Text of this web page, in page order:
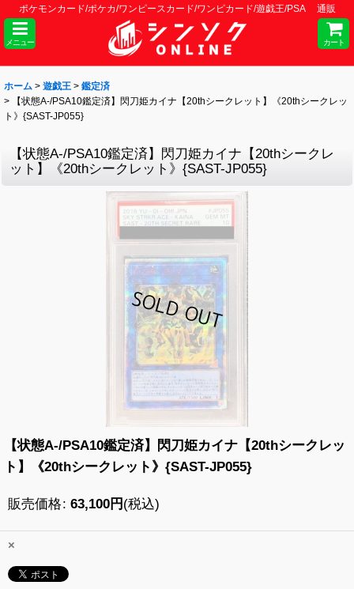
ポケモンカード/ポケカ/ワンピースカード/ワンピカード/遊戯王/PSA 通販
メニュー カート
ホーム > 遊戯王 > 鑑定済
>
【状態A-/PSA10鑑定済】閃刀姫カイナ【20thシークレット】《20thシークレッ
ト》{SAST-JP055}
【状態A-/PSA10鑑定済】閃刀姫カイナ【20thシークレ
ット】《20thシークレット》{SAST-JP055}
【状態A-/PSA10鑑定済】閃刀姫カイナ【20thシークレッ
ト】《20thシークレット》{SAST-JP055}
販売価格: 63,100円 (税込)
×